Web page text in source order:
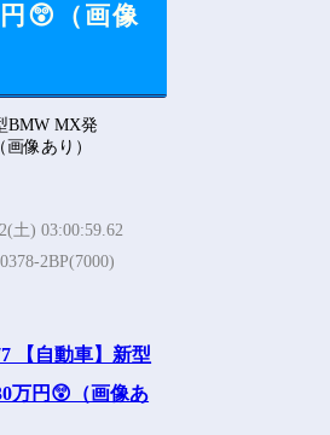
Powered by livedoor 相互RSS
😲（画像
土) 03:00:59.62
2BP(7000)